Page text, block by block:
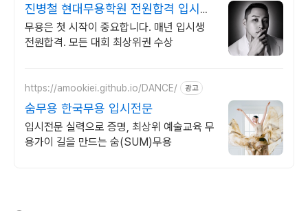
진병철 현대무용학원 전원합격 입시전
문 진병철 원장직접지도
무용은 첫 시작이 중요합니다. 매년 입시생
전원합격. 모든 대회 최상위권 수상
https://amookiei.github.io/DANCE/ 광고
숨무용 한국무용 입시전문
입시전문 실력으로 증명, 최상위 예술교육 무
용가이 길을 만드는 숨(SUM)무용